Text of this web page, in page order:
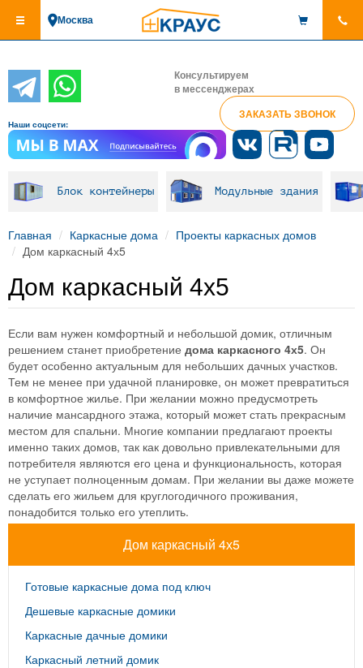
основному
Москва
Консультируем
в мессенджерах
ЗАКАЗАТЬ ЗВОНОК
Наши соцсети:
Блок контейнеры Модульные здания
Главная Каркасные дома
Проекты каркасных домов
Дом каркасный 4х5
Дом каркасный 4х5
Если вам нужен комфортный и небольшой домик, отличным
решением станет приобретение дома каркасного 4х5. Он
будет особенно актуальным для небольших дачных участков.
Тем не менее при удачной планировке, он может превратиться
в комфортное жилье. При желании можно предусмотреть
наличие мансардного этажа, который может стать прекрасным
местом для спальни. Многие компании предлагают проекты
именно таких домов, так как довольно привлекательными для
потребителя являются его цена и функциональность, которая
не уступает полноценным домам. При желании вы даже можете
сделать его жильем для круглогодичного проживания,
понадобится только его утеплить.
Дом каркасный 4х5
Готовые каркасные дома под ключ
Дешевые каркасные домики
Каркасные дачные домики
Каркасный летний домик